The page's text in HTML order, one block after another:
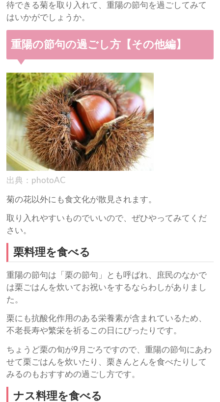
待できる菊を取り入れて、重陽の節句を過ごしてみて
はいかがでしょうか。
重陽の節句の過ごし方【その他編】
出典：photoAC
菊の花以外にも食文化が散見されます。
取り入れやすいものでいいので、ぜひやってみてくだ
さい。
栗料理を食べる
重陽の節句は「栗の節句」とも呼ばれ、庶民のなかで
は栗ごはんを炊いてお祝いをするならわしがありまし
た。
栗にも抗酸化作用のある栄養素が含まれているため、
不老長寿や繁栄を祈るこの日にぴったりです。
ちょうど栗の旬が9月ごろですので、重陽の節句にあわ
せて栗ごはんを炊いたり、栗きんとんを食べたりして
みるのもおすすめの過ごし方です。
ナス料理を食べる